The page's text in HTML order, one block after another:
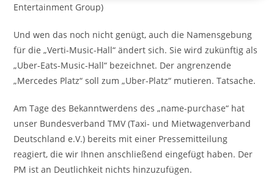
Entertainment Group)
Und wen das noch nicht genügt, auch die Namensgebung
für die „Verti-Music-Hall“ ändert sich. Sie wird zukünftig als
„Uber-Eats-Music-Hall“ bezeichnet. Der angrenzende
„Mercedes Platz“ soll zum „Uber-Platz“ mutieren. Tatsache.
Am Tage des Bekanntwerdens des „name-purchase“ hat
unser Bundesverband TMV (Taxi- und Mietwagenverband
Deutschland e.V.) bereits mit einer Pressemitteilung
reagiert, die wir Ihnen anschließend eingefügt haben. Der
PM ist an Deutlichkeit nichts hinzuzufügen.